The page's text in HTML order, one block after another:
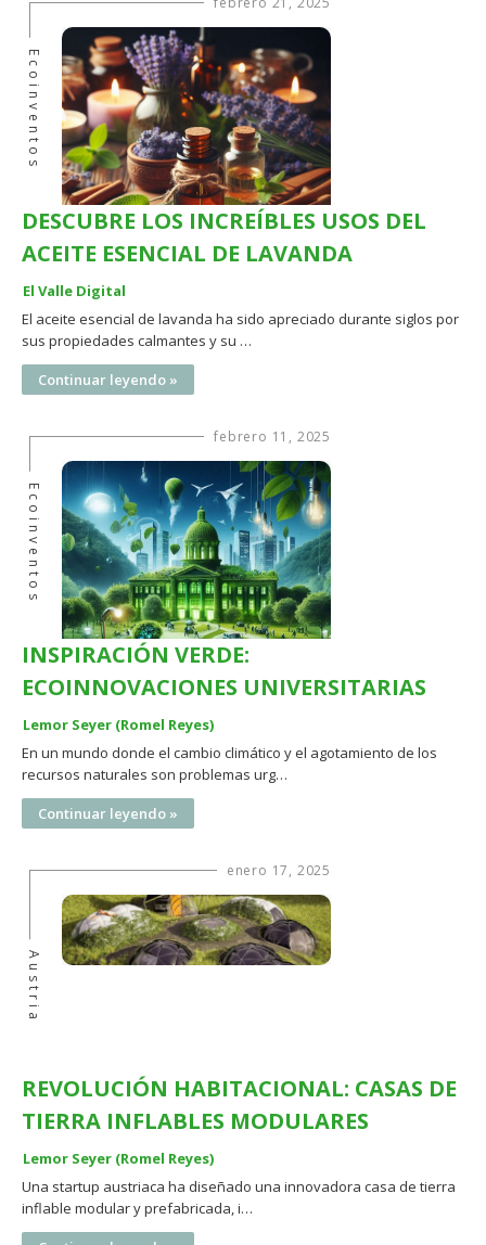
Ecoinventos
DESCUBRE LOS INCREÍBLES USOS DEL
ACEITE ESENCIAL DE LAVANDA
El Valle Digital
El aceite esencial de lavanda ha sido apreciado durante siglos por
sus propiedades calmantes y su …
Continuar leyendo »
febrero 11, 2025
Ecoinventos
INSPIRACIÓN VERDE:
ECOINNOVACIONES UNIVERSITARIAS
Lemor Seyer (Romel Reyes)
En un mundo donde el cambio climático y el agotamiento de los
recursos naturales son problemas urg…
Continuar leyendo »
enero 17, 2025
Austria
REVOLUCIÓN HABITACIONAL: CASAS DE
TIERRA INFLABLES MODULARES
Lemor Seyer (Romel Reyes)
Una startup austriaca ha diseñado una innovadora casa de tierra
inflable modular y prefabricada, i…